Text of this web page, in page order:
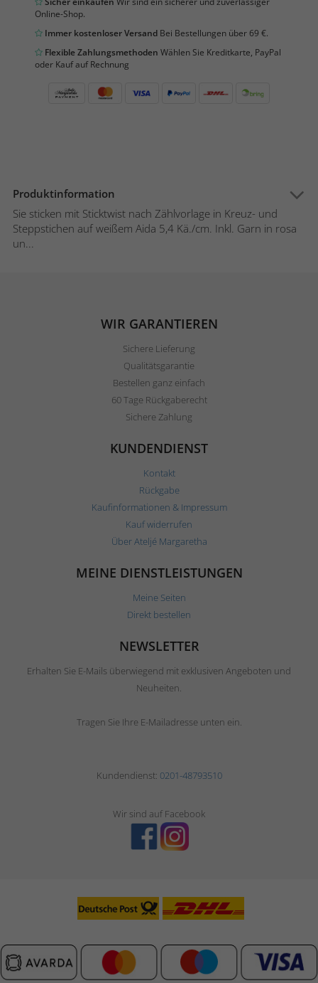
Online-Shop.
Immer kostenloser Versand Bei Bestellungen über 69 €.
Flexible Zahlungsmethoden Wählen Sie Kreditkarte, PayPal
oder Kauf auf Rechnung
Produktinformation
Sie sticken mit Sticktwist nach Zählvorlage in Kreuz- und
Steppstichen auf weißem Aida 5,4 Kä./cm. Inkl. Garn in rosa
un...
WIR GARANTIEREN
Sichere Lieferung
Qualitätsgarantie
Bestellen ganz einfach
60 Tage Rückgaberecht
Sichere Zahlung
KUNDENDIENST
Kontakt
Rückgabe
Kaufinformationen & Impressum
Kauf widerrufen
Über Ateljé Margaretha
MEINE DIENSTLEISTUNGEN
Meine Seiten
Direkt bestellen
NEWSLETTER
Erhalten Sie E-Mails überwiegend mit exklusiven Angeboten und
Neuheiten.
Tragen Sie Ihre E-Mailadresse unten ein.
Kundendienst: 0201-48793510
Wir sind auf Facebook